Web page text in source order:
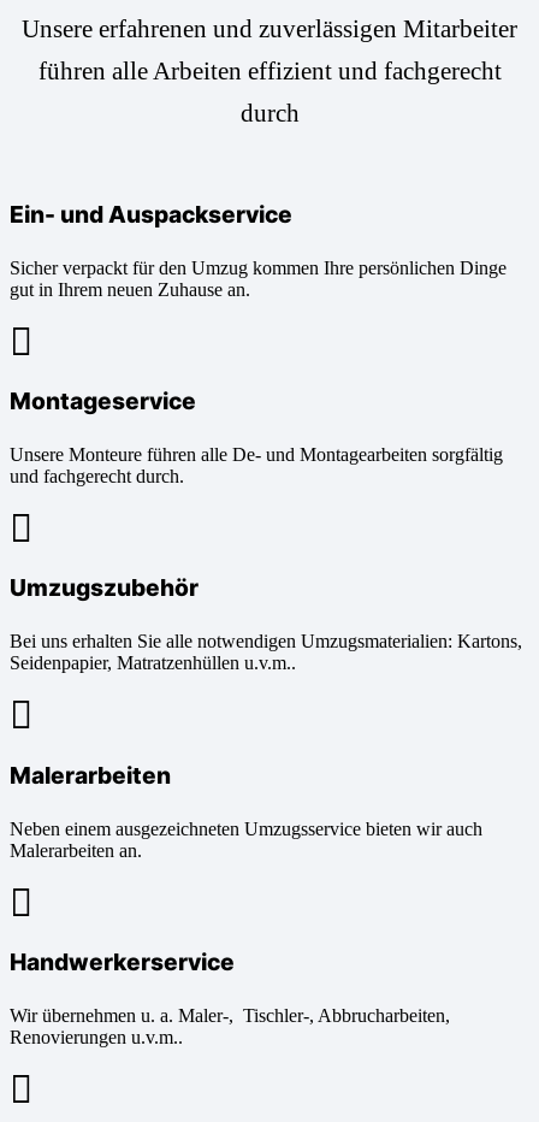
Unsere erfahrenen und zuverlässigen Mitarbeiter
führen alle Arbeiten effizient und fachgerecht
durch
Ein- und Auspackservice
Sicher verpackt für den Umzug kommen Ihre persönlichen Dinge
gut in Ihrem neuen Zuhause an.
Montageservice
Unsere Monteure führen alle De- und Montagearbeiten sorgfältig
und fachgerecht durch.
Umzugszubehör
Bei uns erhalten Sie alle notwendigen Umzugsmaterialien: Kartons,
Seidenpapier, Matratzenhüllen u.v.m..
Malerarbeiten
Neben einem ausgezeichneten Umzugsservice bieten wir auch
Malerarbeiten an.
Handwerkerservice
Wir übernehmen u. a. Maler-, Tischler-, Abbrucharbeiten,
Renovierungen u.v.m..